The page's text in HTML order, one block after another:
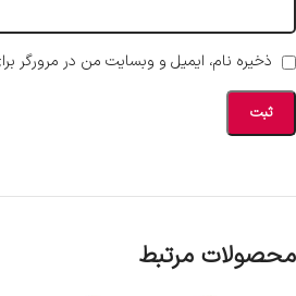
ذخیره نام، ایمیل و وبسایت من در مرورگر
محصولات مرتبط